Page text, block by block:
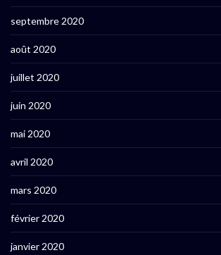
septembre 2020
août 2020
juillet 2020
juin 2020
mai 2020
avril 2020
mars 2020
février 2020
janvier 2020